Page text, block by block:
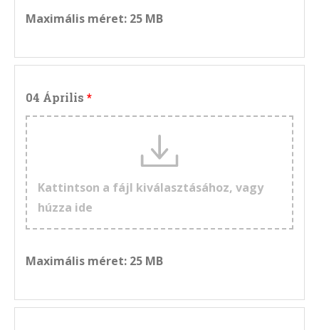
Maximális méret: 25 MB
04 Április
Kattintson a fájl kiválasztásához, vagy
húzza ide
Maximális méret: 25 MB